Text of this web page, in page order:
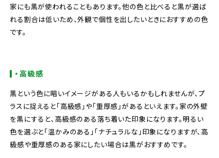
家にも黒が使われることもあります。他の色と比べると黒が選ば
れる割合は低いため、外観で個性を出したいときにおすすめの色
です。
・高級感
黒という色に暗いイメージがある人もいるかもしれませんが、プ
ラスに捉えると「高級感」や「重厚感」があるといえます。家の外壁
を黒にすると、高級感のある落ち着いた印象になります。明るい
色を選ぶと「温かみのある」「ナチュラルな」印象になりますが、高
級感や重厚感のある家にしたい場合は黒がおすすめです。